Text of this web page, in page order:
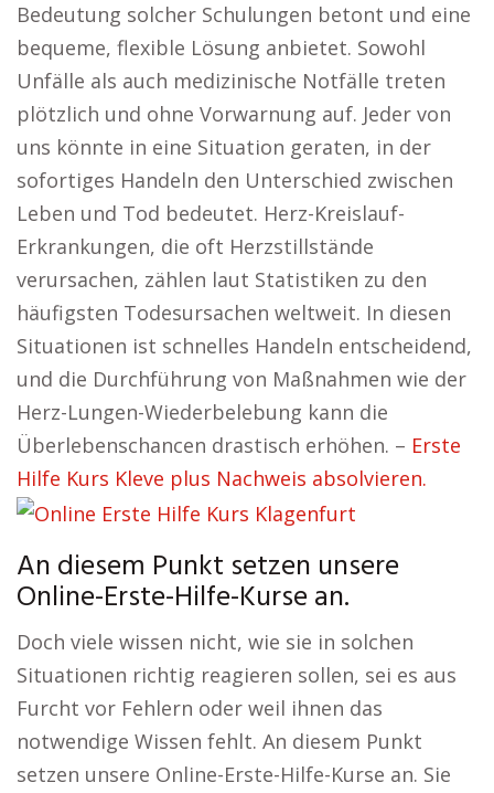
Bedeutung solcher Schulungen betont und eine
bequeme, flexible Lösung anbietet. Sowohl
Unfälle als auch medizinische Notfälle treten
plötzlich und ohne Vorwarnung auf. Jeder von
uns könnte in eine Situation geraten, in der
sofortiges Handeln den Unterschied zwischen
Leben und Tod bedeutet. Herz-Kreislauf-
Erkrankungen, die oft Herzstillstände
verursachen, zählen laut Statistiken zu den
häufigsten Todesursachen weltweit. In diesen
Situationen ist schnelles Handeln entscheidend,
und die Durchführung von Maßnahmen wie der
Herz-Lungen-Wiederbelebung kann die
Überlebenschancen drastisch erhöhen. – Erste
Hilfe Kurs Kleve plus Nachweis absolvieren.
An diesem Punkt setzen unsere
Online-Erste-Hilfe-Kurse an.
Doch viele wissen nicht, wie sie in solchen
Situationen richtig reagieren sollen, sei es aus
Furcht vor Fehlern oder weil ihnen das
notwendige Wissen fehlt. An diesem Punkt
setzen unsere Online-Erste-Hilfe-Kurse an. Sie